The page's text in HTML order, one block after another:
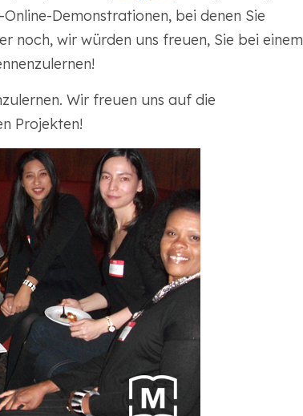
Demonstrationen, bei denen Sie
noch, wir würden uns freuen, Sie bei einem
Wir freuen uns auf die
Projekten!